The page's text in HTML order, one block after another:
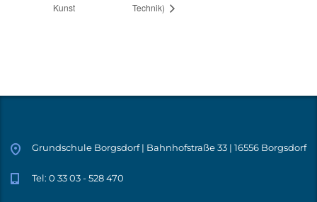
Kunst
Technik)
Grundschule Borgsdorf | Bahnhofstraße 33 | 16556 Borgsdorf
Tel: 0 33 03 - 528 470